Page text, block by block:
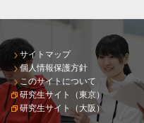
サイトマップ
個人情報保護方針
このサイトについて
研究生サイト（東京）
研究生サイト（大阪）